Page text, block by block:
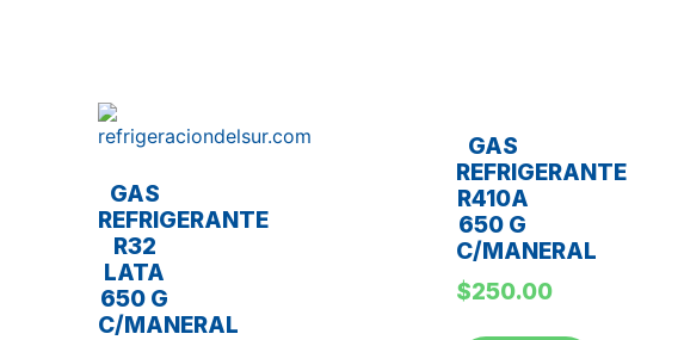
GAS
REFRIGERANTE
R32
LATA
650 G
C/MANERAL
GAS
REFRIGERANTE
R410A
650 G
C/MANERAL
$250.00